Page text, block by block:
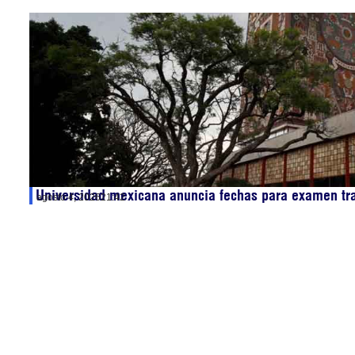
Universidad mexicana anuncia fechas para examen
agosto 4, 202621:42